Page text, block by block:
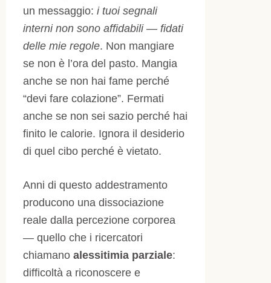
un messaggio: i tuoi segnali
interni non sono affidabili — fidati
delle mie regole. Non mangiare
se non è l’ora del pasto. Mangia
anche se non hai fame perché
“devi fare colazione”. Fermati
anche se non sei sazio perché hai
finito le calorie. Ignora il desiderio
di quel cibo perché è vietato.
Anni di questo addestramento
producono una dissociazione
reale dalla percezione corporea
— quello che i ricercatori
chiamano alessitimia parziale:
difficoltà a riconoscere e